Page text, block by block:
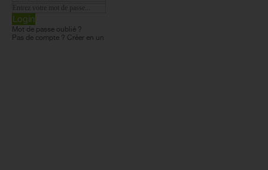
Login
Mot de passe oublié ?
Pas de compte ? Créer en un